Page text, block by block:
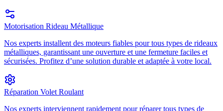
Motorisation Rideau Métallique
Nos experts installent des moteurs fiables pour tous types de rideaux
métalliques, garantissant une ouverture et une fermeture faciles et
sécurisées. Profitez d’une solution durable et adaptée à votre local.
Réparation Volet Roulant
Nos experts interviennent rapidement pour réparer tous types de